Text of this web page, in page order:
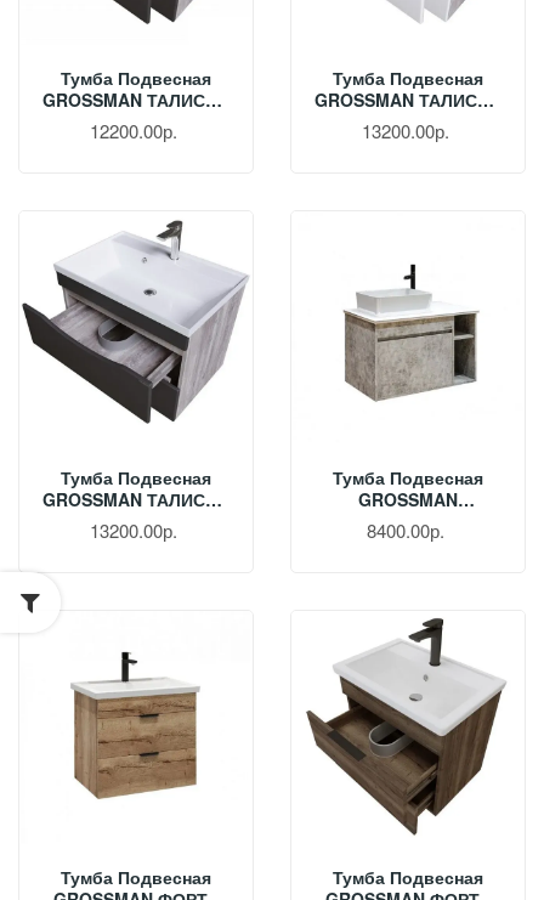
Тумба Подвесная
GROSSMAN ТАЛИС 70
См Бетон Пайн/серая
107010
12200.00р.
Тумба Подвесная
GROSSMAN ТАЛИС 80
См Бетон Пайн/
Белый Глянец 108014
13200.00р.
Тумба Подвесная
GROSSMAN ТАЛИС 80
См Бетон Пайн/серая
108013
13200.00р.
Тумба Подвесная
GROSSMAN
ФАЛЬКОН 80 См
Бетон 108005
8400.00р.
Тумба Подвесная
Тумба Подвесная